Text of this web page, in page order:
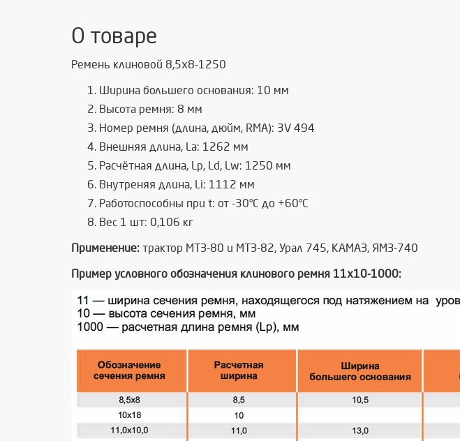
О товаре
Ремень клиновой 8,5х8-1250
Ширина большего основания: 10 мм
Высота ремня: 8 мм
Номер ремня (длина, дюйм, RMA): 3V 494
Внешняя длина, La: 1262 мм
Расчётная длина, Lp, Ld, Lw: 1250 мм
Внутреняя длина, Li: 1112 мм
Работоспособны при t: от -30°C до +60°C
Вес 1 шт: 0,106 кг
Применение: трактор МТЗ-80 и МТЗ-82, Урал 745, КАМАЗ, ЯМЗ-740
Пример условного обозначения клинового ремня 11х10-1000: